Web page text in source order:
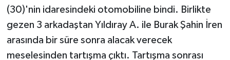
(30)'nin idaresindeki otomobiline bindi. Birlikte
gezen 3 arkadaştan Yıldıray A. ile Burak Şahin İren
arasında bir süre sonra alacak verecek
meselesinden tartışma çıktı. Tartışma sonrası